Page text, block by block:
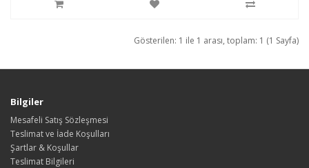
Gösterilen: 1 ile 1 arası, toplam: 1 (1 Sayfa)
Bilgiler
Mesafeli Satış Sözleşmesi
Teslimat ve İade Koşulları
Şartlar & Koşullar
Teslimat Bilgileri